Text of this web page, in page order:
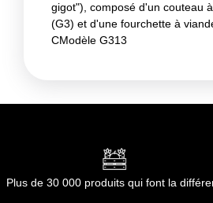
gigot"), composé d'un couteau
(G3) et d'une fourchette à
CModèle G313
Plus de 30 000 produits qui font la